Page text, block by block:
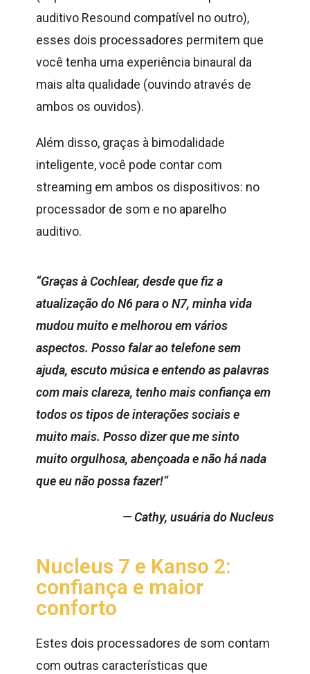
auditivo Resound compatível no outro),
esses dois processadores permitem que
você tenha uma experiência binaural da
mais alta qualidade (ouvindo através de
ambos os ouvidos).
Além disso, graças à bimodalidade
inteligente, você pode contar com
streaming em ambos os dispositivos: no
processador de som e no aparelho
auditivo.
“Graças à Cochlear, desde que fiz a
atualização do N6 para o N7, minha vida
mudou muito e melhorou em vários
aspectos. Posso falar ao telefone sem
ajuda, escuto música e entendo as palavras
com mais clareza, tenho mais confiança em
todos os tipos de interações sociais e
muito mais. Posso dizer que me sinto
muito orgulhosa, abençoada e não há nada
que eu não possa fazer!”
— Cathy, usuária do Nucleus
Nucleus 7 e Kanso 2:
confiança e maior
conforto
Estes dois processadores de som contam
com outras características que